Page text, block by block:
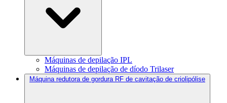
Máquinas de depilação IPL
Máquinas de depilação de díodo Trilaser
Máquina redutora de gordura RF de cavitação de criolipólise